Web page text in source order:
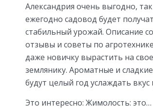
Александрия очень выгодно,
ежегодно садовод будет
стабильный урожай. Описание
отзывы и советы по
даже новичку вырастить на
землянику. Ароматные и
будут целый год услаждать вкус
Это интересно: Жимолость: это…